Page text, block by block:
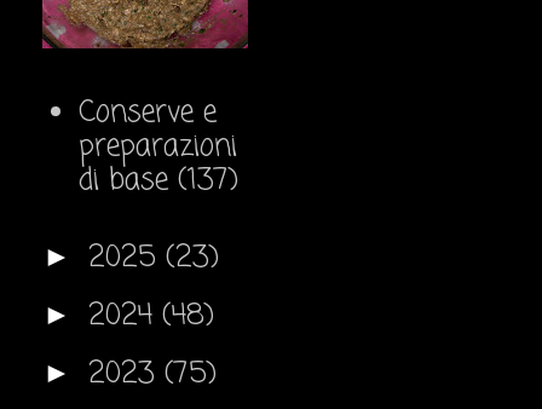
Conserve e
preparazioni
di base (137)
► 2025 (23)
► 2024 (48)
► 2023 (75)